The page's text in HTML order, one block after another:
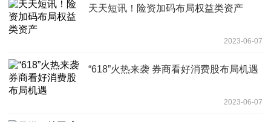
天天短讯！险资加码布局权益类资产
2023-06-07
“618”火热来袭 券商看好消费股布局机遇
2023-06-07